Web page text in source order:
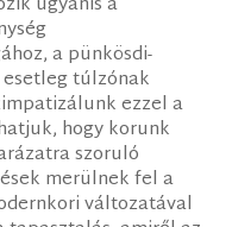
a pünkösdi-
túlzónak
ezzel a
hogy korunk
szoruló
merülnek fel a
változatával